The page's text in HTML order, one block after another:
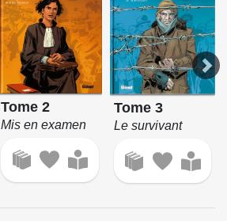
Tome 2
Mis en examen
Tome 3
Le survivant